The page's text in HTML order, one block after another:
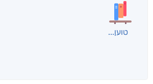
אנשים שקראו את זה